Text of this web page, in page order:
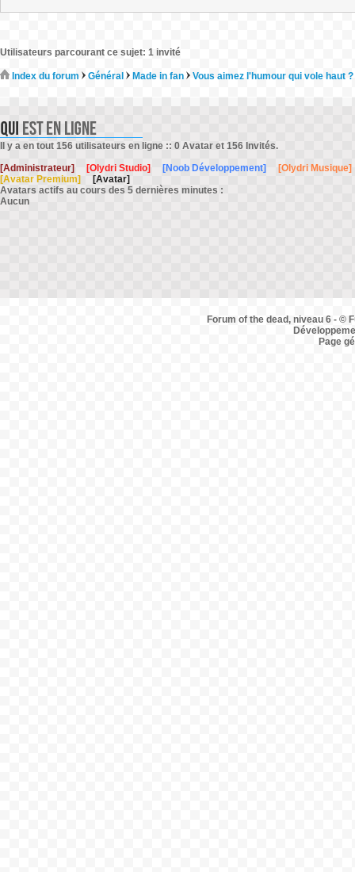
Utilisateurs parcourant ce sujet: 1 invité
Index du forum Général Made in fan Vous aimez l'humour qui vole haut
Il y a en tout 156 utilisateurs en ligne :: 0 Avatar et 156 Invités.
[Administrateur]
[Olydri Studio] [Noob Développement]
[Olydri Musique]
[Avatar Premium]
[Avatar]
Avatars actifs au cours des 5 dernières minutes :
Aucun
Forum of the dead, niveau 6 - ©
Page